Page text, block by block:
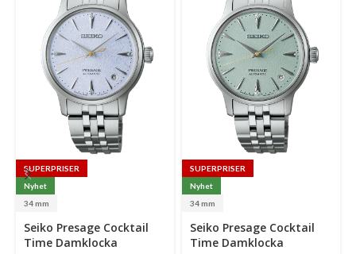
SUPERPRISER
Nyhet
34 mm
Select
options
Seiko Presage Cocktail
Time Damklocka
SUPERPRISER
Nyhet
34 mm
Select
options
Seiko Presage Cocktail
Time Damklocka